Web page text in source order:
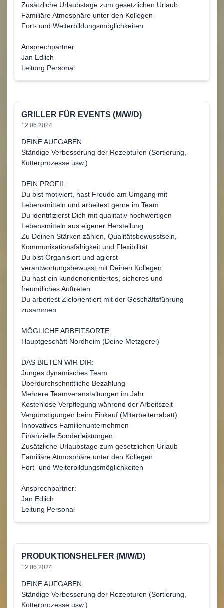
Zusätzliche Urlaubstage zum gesetzlichen Urlaub
Familiäre Atmosphäre unter den Kollegen
Fort- und Weiterbildungsmöglichkeiten
Ansprechpartner:
Jan Edlich
Leitung Personal
GRILLER FÜR EVENTS (M/W/D)
12.06.2024
DEINE AUFGABEN:
Ständige Verbesserung der Rezepturen (Sortierung,
Kutterprozesse usw.)
DEIN PROFIL:
Du bist motiviert, hast Freude am Umgang mit
Lebensmitteln und arbeitest gerne im Team
Du identifizierst Dich mit qualitativ hochwertigen
Lebensmitteln aus eigener Herstellung
Zu Deinen Stärken zählen, Qualitätsbewusstsein,
Kommunikationsfähigkeit und Flexibilität
Du bist Organisiert und agierst
verantwortungsbewusst mit Deinen Kollegen
Du hast ein kundenorientiertes, sicheres und
freundliches Auftreten
Du arbeitest Zielorientiert mit der Geschäftsführung
zusammen
MÖGLICHE ARBEITSORTE:
Hauptgeschäft Nordheim (Deine Metzgerei)
DAS BIETEN WIR DIR:
Junges dynamisches Team
Überdurchschnittliche Bezahlung
Mehrere Teamveranstaltungen im Jahr
Kostenlose Verpflegung während der Arbeitszeit
Vergünstigungen beim Einkauf (Mitarbeiterrabatt)
Innovatives Familienunternehmen
Finanzielle Sonderleistungen
Zusätzliche Urlaubstage zum gesetzlichen Urlaub
Familiäre Atmosphäre unter den Kollegen
Fort- und Weiterbildungsmöglichkeiten
Ansprechpartner:
Jan Edlich
Leitung Personal
PRODUKTIONSHELFER (M/W/D)
12.06.2024
DEINE AUFGABEN:
Ständige Verbesserung der Rezepturen (Sortierung,
Kutterprozesse usw.)